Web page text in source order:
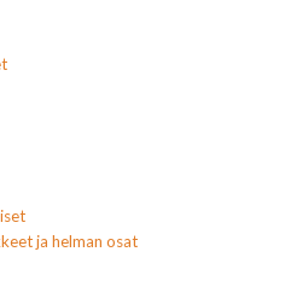
ja helman osat